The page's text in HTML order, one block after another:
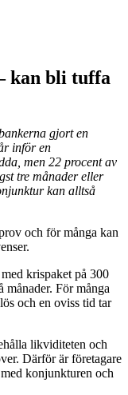
kan bli tuffa
gjort en
inför en
men 22 procent av
tre månader eller
kan alltså
och för många kan
krispaket på 300
För många
och en oviss tid tar
likviditeten och
Därför är företagare
konjunkturen och